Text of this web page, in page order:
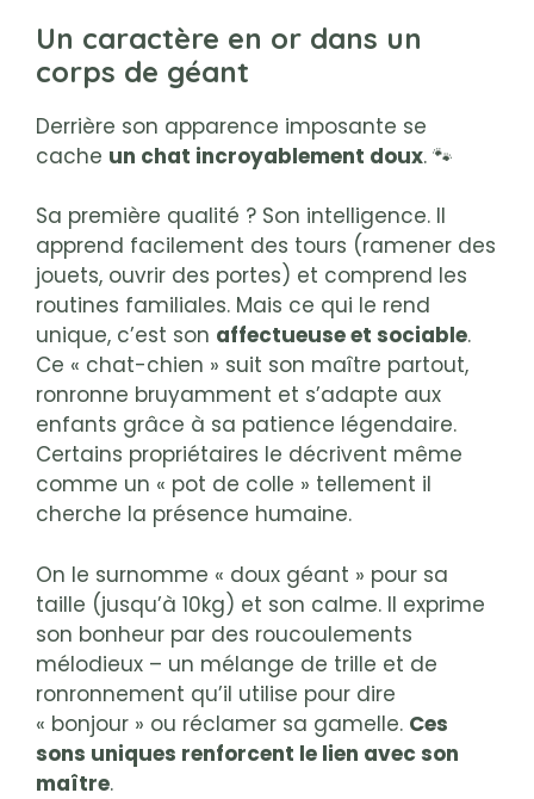
Un caractère en or dans un
corps de géant
Derrière son apparence imposante se
cache un chat incroyablement doux. 🐾
Sa première qualité ? Son intelligence. Il
apprend facilement des tours (ramener des
jouets, ouvrir des portes) et comprend les
routines familiales. Mais ce qui le rend
unique, c’est son affectueuse et sociable.
Ce « chat-chien » suit son maître partout,
ronronne bruyamment et s’adapte aux
enfants grâce à sa patience légendaire.
Certains propriétaires le décrivent même
comme un « pot de colle » tellement il
cherche la présence humaine.
On le surnomme « doux géant » pour sa
taille (jusqu’à 10kg) et son calme. Il exprime
son bonheur par des roucoulements
mélodieux – un mélange de trille et de
ronronnement qu’il utilise pour dire
« bonjour » ou réclamer sa gamelle. Ces
sons uniques renforcent le lien avec son
maître.